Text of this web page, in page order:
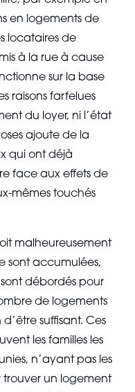
en logements de
locataires de
à la rue à cause
sur la base
raisons farfelues
du loyer, ni l’état
ajoute de la
qui ont déjà
face aux effets de
mêmes touchés
malheureusement
sont accumulées,
débordés pour
de logements
suffisant. Ces
les familles les
n’ayant pas les
trouver un logement